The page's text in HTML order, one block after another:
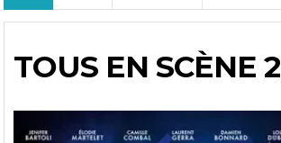
TOUS EN SCÈNE 2